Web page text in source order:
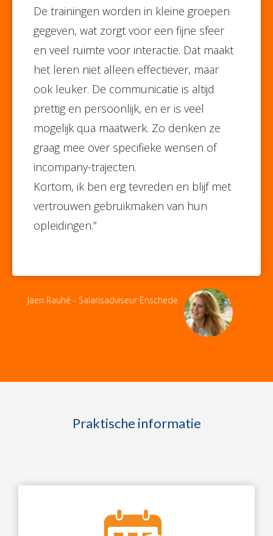
De trainingen worden in kleine groepen
gegeven, wat zorgt voor een fijne sfeer
en veel ruimte voor interactie. Dat maakt
het leren niet alleen effectiever, maar
ook leuker. De communicatie is altijd
prettig en persoonlijk, en er is veel
mogelijk qua maatwerk. Zo denken ze
graag mee over specifieke wensen of
incompany-trajecten.
Kortom, ik ben erg tevreden en blijf met
vertrouwen gebruikmaken van hun
opleidingen.”
Jaen Rauhé - Salarisadviseur Enschede
Praktische informatie